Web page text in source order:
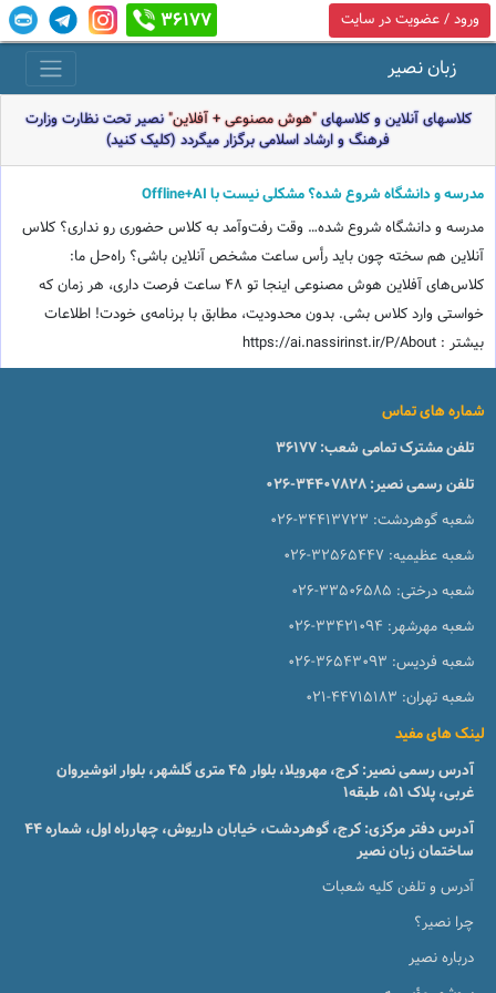
ورود / عضویت در سایت 36177
زبان نصیر
کلاسهای آنلاین و کلاسهای"هوش مصنوعی + آفلاین"نصیر تحت نظارت وزارت
فرهنگ و ارشاد اسلامی برگزار میگردد (کلیک کنید)
مدرسه و دانشگاه شروع شده؟ مشکلی نیست با Offline+AI
مدرسه و دانشگاه شروع شده… وقت رفت‌وآمد به کلاس حضوری رو نداری؟ کلاس
آنلاین هم سخته چون باید رأس ساعت مشخص آنلاین باشی؟ راه‌حل ما:
کلاس‌های آفلاین هوش مصنوعی اینجا تو 48 ساعت فرصت داری، هر زمان که
خواستی وارد کلاس بشی. بدون محدودیت، مطابق با برنامه‌ی خودت! اطلاعات
بیشتر : https://ai.nassirinst.ir/P/About
شماره های تماس
تلفن مشترک تمامی شعب:36177
تلفن رسمی نصیر:026-34407828
شعبه گوهردشت: 026-34413723
شعبه عظیمیه: 026-32565447
شعبه درختی: 026-33506585
شعبه مهرشهر: 026-33421094
شعبه فردیس: 026-36543093
شعبه تهران: 021-44715183
لینک های مفید
آدرس رسمی نصیر: کرج، مهرویلا، بلوار 45 متری گلشهر، بلوار انوشیروان
غربی، پلاک 51، طبقه1
آدرس دفتر مرکزی: کرج، گوهردشت، خیابان داریوش، چهارراه اول، شماره ۴۴
ساختمان زبان نصیر
آدرس و تلفن کلیه شعبات
چرا نصیر؟
درباره نصیر